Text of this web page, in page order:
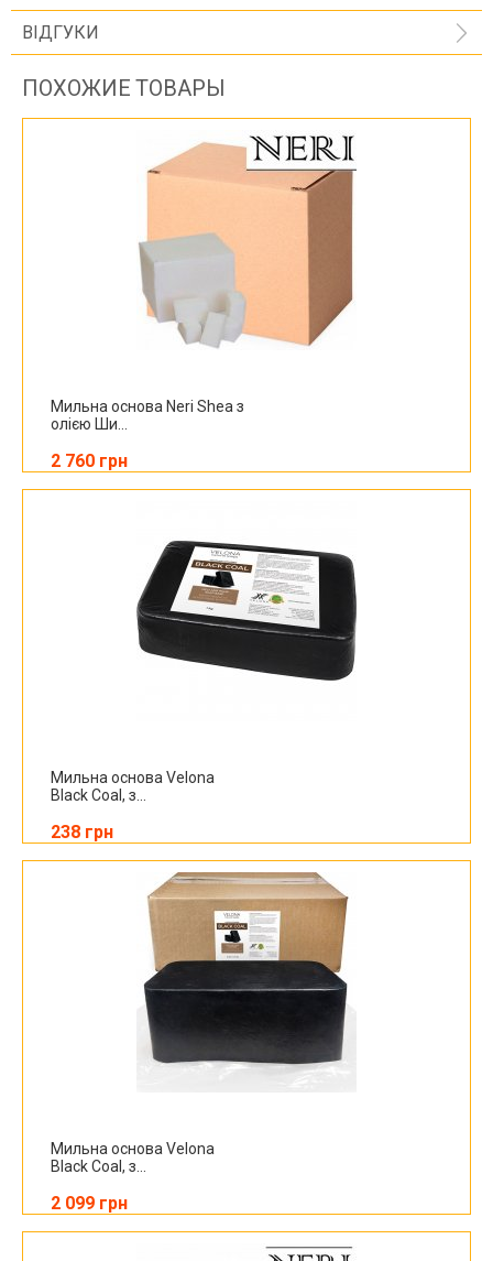
ВІДГУКИ
ПОХОЖИЕ ТОВАРЫ
Мильна основа Neri Shea з
олією Ши...
2 760 грн
Мильна основа Velona
Black Coal, з...
238 грн
Мильна основа Velona
Black Coal, з...
2 099 грн